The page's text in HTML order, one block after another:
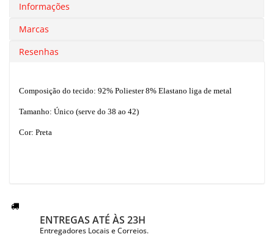
Informações
Marcas
Resenhas
Composição do tecido: 92% Poliester 8% Elastano liga de metal
Tamanho: Único (serve do 38 ao 42)
Cor: Preta
ENTREGAS ATÉ ÀS 23H
Entregadores Locais e Correios.